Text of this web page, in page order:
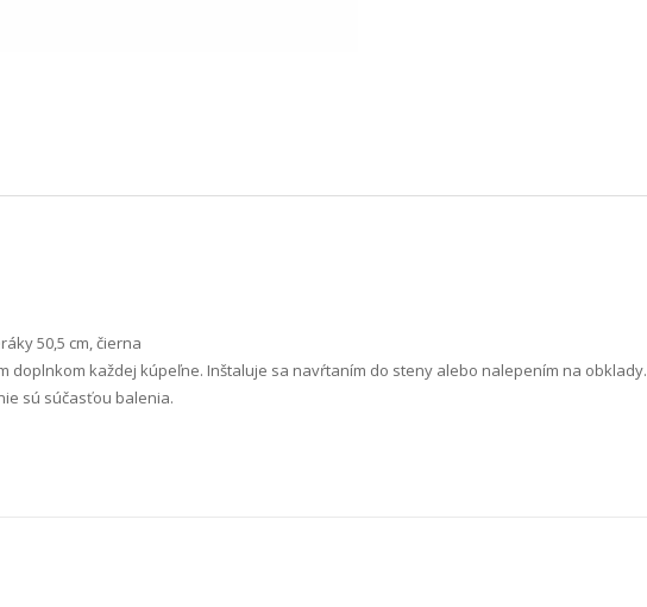
50,5 cm, čierna
doplnkom každej kúpeľne. Inštaluje sa navŕtaním do steny alebo nalepením na obklady.
sú súčasťou balenia.